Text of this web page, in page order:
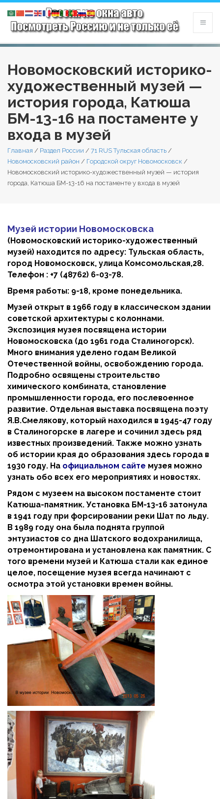
Новомосковский историко-
художественный музей —
история города, Катюша
БМ-13-16 на постаменте у
входа в музей
Главная / Раздел России / 71 RUS Тульская область /
Новомосковский район / Городской округ Новомосковск /
Новомосковский историко-художественный музей — история
города, Катюша БМ-13-16 на постаменте у входа в музей
Музей истории Новомосковска
(Новомосковский историко-художественный
музей) находится по адресу: Тульская область,
город Новомосковск, улица Комсомольская,28.
Телефон : +7 (48762) 6-03-78.
Время работы: 9-18, кроме понедельника.
Музей открыт в 1966 году в классическом здании
советской архитектуры с колоннами.
Экспозиция музея посвящена истории
Новомосковска (до 1961 года Сталиногорск).
Много внимания уделено годам Великой
Отечественной войны, освобождению города.
Подробно освящены строительство
химического комбината, становление
промышленности города, его послевоенное
развитие. Отдельная выставка посвящена поэту
Я.В.Смелякову, который находился в 1945-47 году
в Сталиногорске в лагере и сочинил здесь ряд
известных произведений. Также можно узнать
об истории края до образования здесь города в
1930 году. На официальном сайте музея можно
узнать обо всех его мероприятиях и новостях.
Рядом с музеем на высоком постаменте стоит
Катюша-памятник. Установка БМ-13-16 затонула
в 1941 году при форсировании реки Шат по льду.
В 1989 году она была поднята группой
энтузиастов со дна Шатского водохранилища,
отремонтирована и установлена как памятник. С
того времени музей и Катюша стали как единое
целое, посещение музея всегда начинают с
осмотра этой установки времен войны.